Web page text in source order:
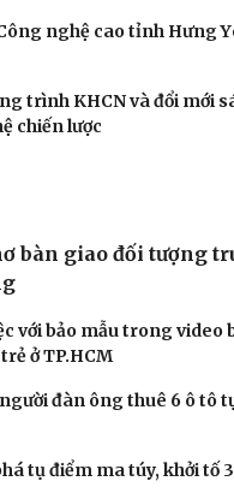
Sao Việt
nghệ cao tỉnh Hưng
trình KHCN và đổi mới
chiến lược
bàn giao đối tượng
với bảo mẫu trong video
ở TP.HCM
đàn ông thuê 6 ô tô
tụ điểm ma túy, khởi tố